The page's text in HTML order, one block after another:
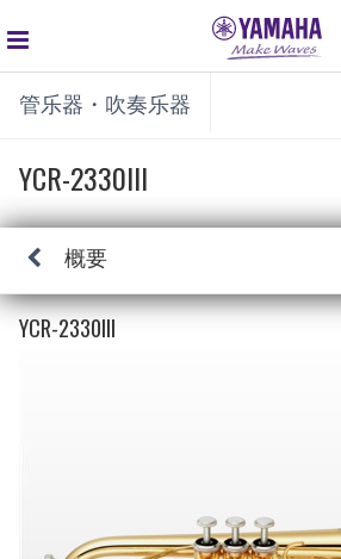
global
navigation
管乐器・吹奏乐器
YCR-2330III
概要
YCR-2330III